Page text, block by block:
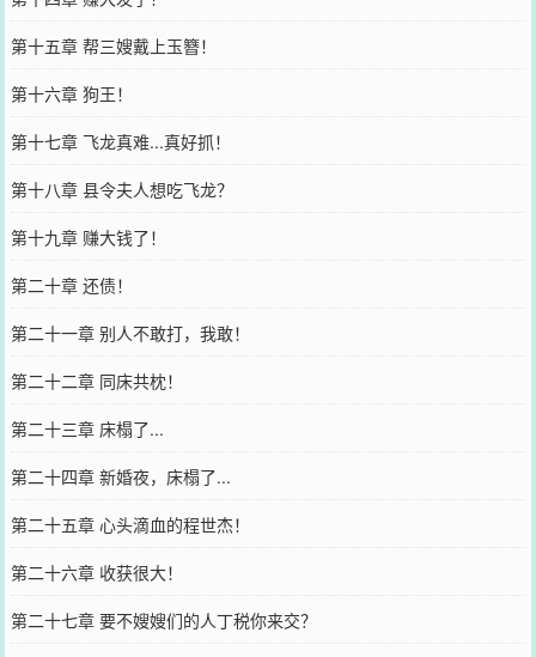
第十五章 帮三嫂戴上玉簪！
第十六章 狗王！
第十七章 飞龙真难...真好抓！
第十八章 县令夫人想吃飞龙？
第十九章 赚大钱了！
第二十章 还债！
第二十一章 别人不敢打，我敢！
第二十二章 同床共枕！
第二十三章 床榻了...
第二十四章 新婚夜，床榻了...
第二十五章 心头滴血的程世杰！
第二十六章 收获很大！
第二十七章 要不嫂嫂们的人丁税你来交？